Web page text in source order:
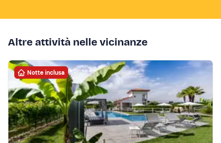
Altre attività nelle vicinanze
Notte inclusa